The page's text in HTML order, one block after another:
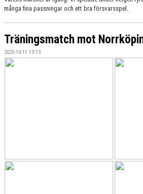
många fina passningar och ett bra försvarsspel.
Träningsmatch mot
2025-10-11 19:19